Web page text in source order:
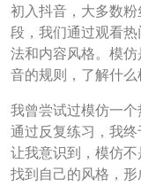
初入抖音，大多数
段，我们通过观看
法和内容风格。模
音的规则，了解什么
我曾尝试过模仿一
通过反复练习，我
让我意识到，模仿
找到自己的风格，形